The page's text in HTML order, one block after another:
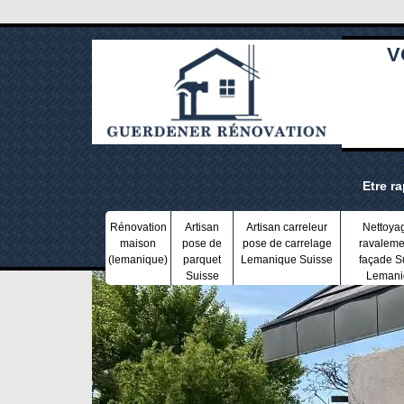
Etre
Rénovation
maison
(lemanique)
Artisan
pose de
parquet
Suisse
Artisan carreleur
pose de carrelage
Lemanique Suisse
façade